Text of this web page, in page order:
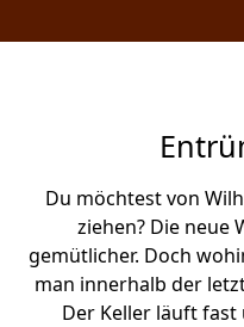
Du möchtest von
ziehen? Die neue
gemütlicher. Doch
man innerhalb der
Der Keller läuft